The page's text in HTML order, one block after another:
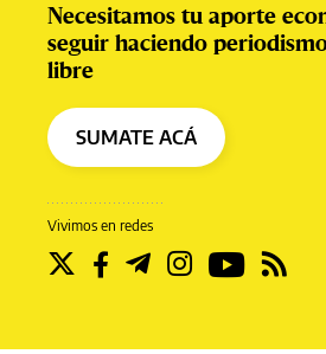
Vivimos en redes
Necesitamos tu aporte
seguir haciendo
libre
SUMATE ACÁ